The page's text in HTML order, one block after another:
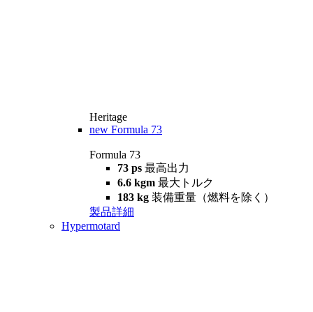
Heritage
new Formula 73
Formula 73
73 ps 最高出力
6.6 kgm 最大トルク
183 kg 装備重量（燃料を除く）
製品詳細
Hypermotard